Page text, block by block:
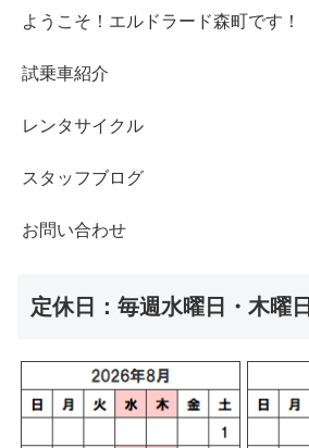
ようこそ！エルドラード森町です！
試乗車紹介
レンタサイクル
スタッフブログ
お問い合わせ
定休日：毎週水曜日・木曜日